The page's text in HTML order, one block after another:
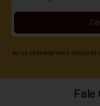
Ao se cadastrar você concorda
Fale